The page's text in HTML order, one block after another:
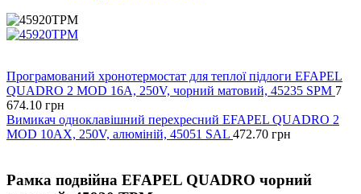
Програмований хронотермостат для теплої підлоги EFAPEL
QUADRO 2 MOD 16А, 250V, чорний матовий, 45235 SPM 7
674.10 грн
Вимикач одноклавішний перехресний EFAPEL QUADRO 2
MOD 10АХ, 250V, алюміній, 45051 SAL 472.70 грн
Рамка подвійна EFAPEL QUADRO чорний